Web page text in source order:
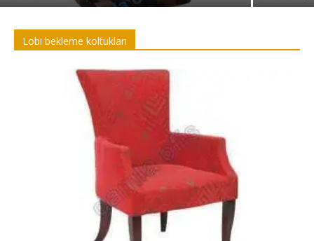
Lobi bekleme koltukları